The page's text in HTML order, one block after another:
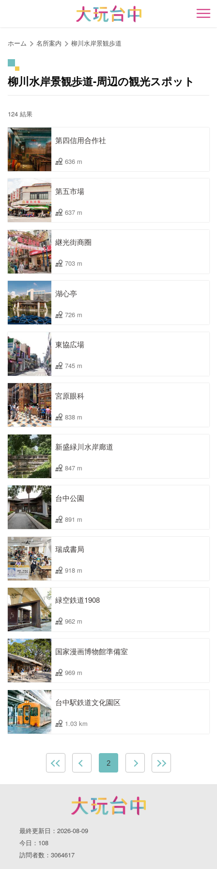
開
ホーム 名所案内 柳川水岸景観歩道
柳川水岸景観歩道-周辺の観光スポット
124 結果
第四信用合作社
636 m
第五市場
637 m
継光街商圈
703 m
湖心亭
726 m
東協広場
745 m
宮原眼科
838 m
新盛緑川水岸廊道
847 m
台中公園
891 m
瑞成書局
918 m
緑空鉄道1908
962 m
国家漫画博物館準備室
969 m
台中駅鉄道文化園区
1.03 km
2
最終更新日：2026-08-09
今日：108
訪問者数：3064617